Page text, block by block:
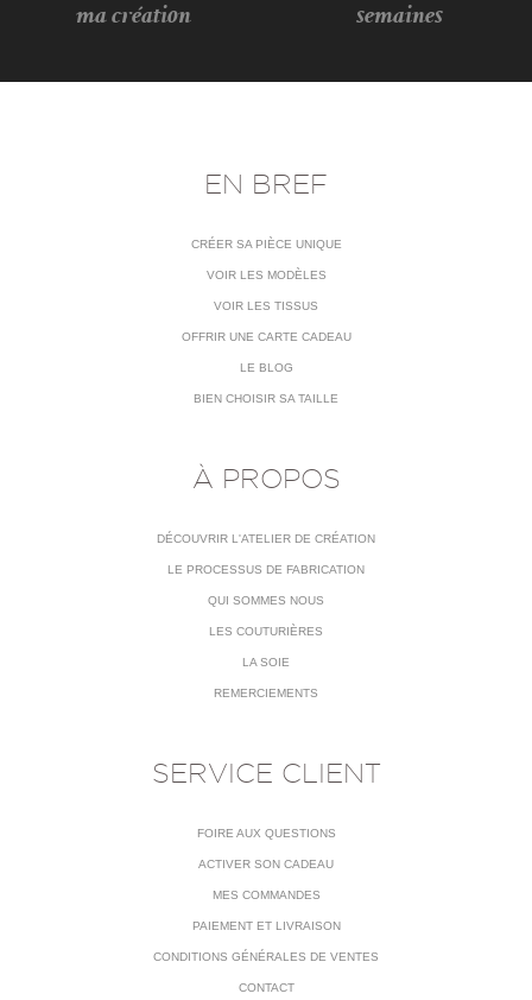
ma création
semaines
EN BREF
CRÉER SA PIÈCE UNIQUE
VOIR LES MODÈLES
VOIR LES TISSUS
OFFRIR UNE CARTE CADEAU
LE BLOG
BIEN CHOISIR SA TAILLE
À PROPOS
DÉCOUVRIR L'ATELIER DE CRÉATION
LE PROCESSUS DE FABRICATION
QUI SOMMES NOUS
LES COUTURIÈRES
LA SOIE
REMERCIEMENTS
SERVICE CLIENT
FOIRE AUX QUESTIONS
ACTIVER SON CADEAU
MES COMMANDES
PAIEMENT ET LIVRAISON
CONDITIONS GÉNÉRALES DE VENTES
CONTACT